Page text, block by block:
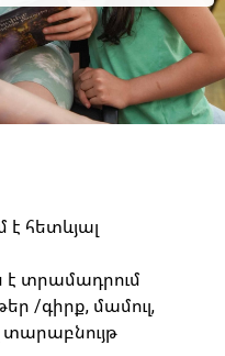
հետևյալ
է տրամադրում
/գիրք, մամուլ,